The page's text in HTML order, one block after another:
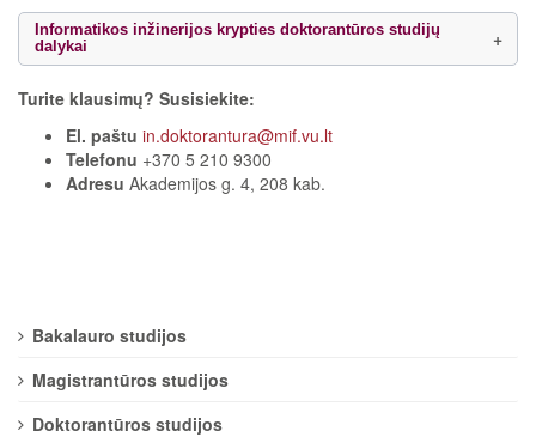
Informatikos inžinerijos krypties doktorantūros studijų
dalykai
Turite klausimų? Susisiekite:
El. paštu in.doktorantura@mif.vu.lt
Telefonu +370 5 210 9300
Adresu Akademijos g. 4, 208 kab.
Bakalauro studijos
Magistrantūros studijos
Doktorantūros studijos